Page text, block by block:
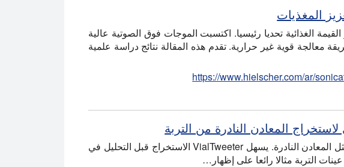
المغذيات
الغذائية تحديا رئيسيا. اكتسبت الموجات فوق الصوتية عالية
معالجة قوية غير حرارية. تقدم هذه المقالة نتائج دراسة علمية
https://www.hielscher.com/ar/
لمراقبة صحة التربة وتلوثها ، يجب استخراج وقياس الملوثات مثل المعادن النادرة. يسهل VialTweeter الاستخراج قبل التحليل في
التربة مثالا رائعا على إظهار…